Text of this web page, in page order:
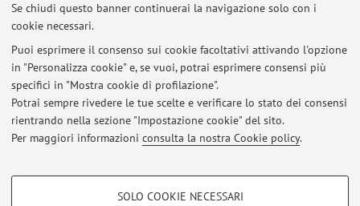
Se chiudi questo banner continuerai la navigazione solo con i
cookie necessari.
Puoi esprimere il consenso sui cookie facoltativi attivando l'opzione
in "Personalizza cookie" e, se vuoi, potrai esprimere consensi più
specifici in "Mostra cookie di profilazione".
Potrai sempre rivedere le tue scelte e verificare lo stato dei consensi
rientrando nella sezione "Impostazione cookie" del sito.
Per maggiori informazioni consulta la nostra Cookie policy.
COOKIE DI PROFILAZIONE - FACOLTATIVI
SOLO COOKIE NECESSARI
Pubblicato il: 07 novembre 2025
Modalità d'esame
Pubblicato il: 10 settembre 2025
Spostamento orario della lezione del 25/10/2024
Pubblicato il: 11 ottobre 2024